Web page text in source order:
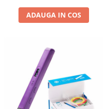
ADAUGA IN COS